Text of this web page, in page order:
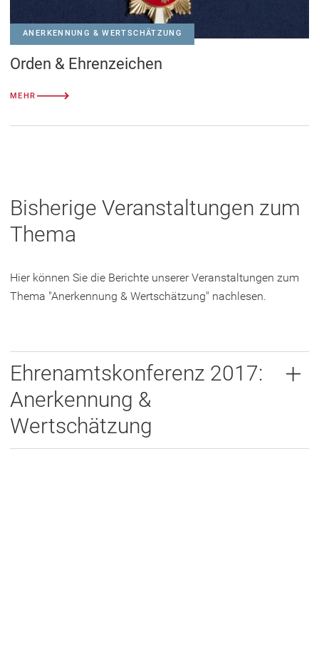
ANERKENNUNG & WERTSCHÄTZUNG
Orden & Ehrenzeichen
MEHR
Bisherige Veranstaltungen zum
Thema
Hier können Sie die Berichte unserer Veranstaltungen zum
Thema "Anerkennung & Wertschätzung" nachlesen.
Ehrenamtskonferenz 2017:
Anerkennung &
Wertschätzung